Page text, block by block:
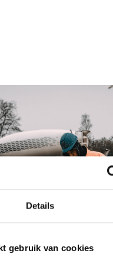
Details
gebruik van cookies